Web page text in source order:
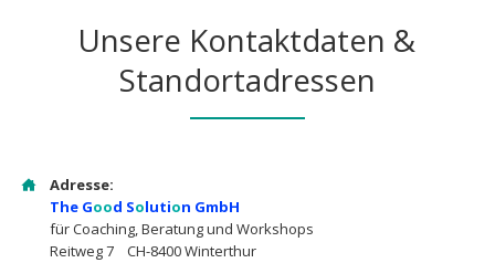
Unsere Kontaktdaten &
Standortadressen
Adresse:
The Good Solution GmbH
für Coaching, Beratung und Workshops
Reitweg 7 CH-8400 Winterthur